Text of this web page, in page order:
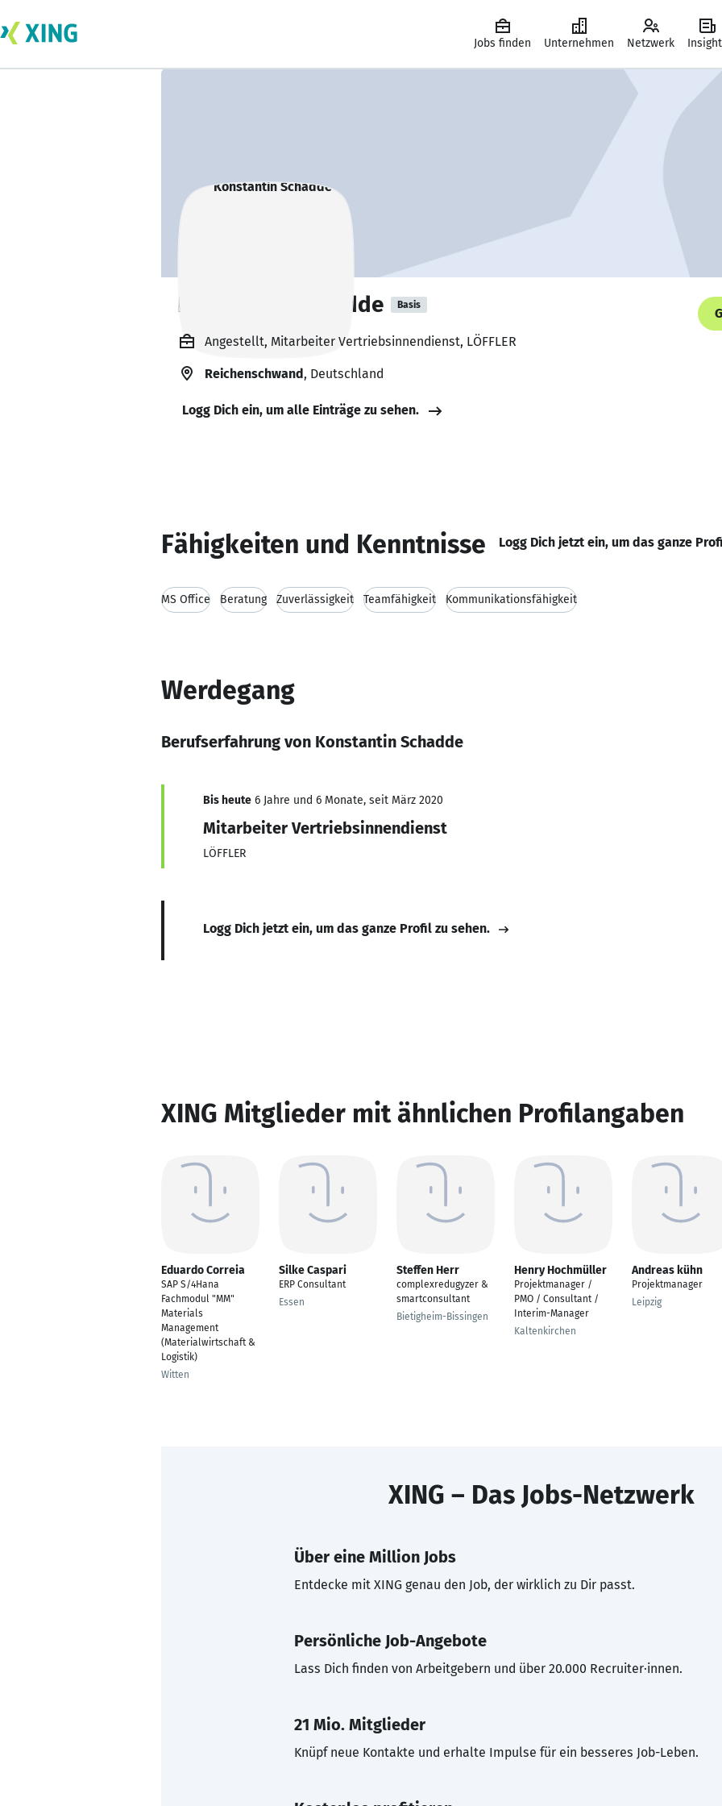
Jobs finden Unternehmen Netzwerk
Konstantin Schadde Basis
Angestellt, Mitarbeiter Vertriebsinnendienst, LÖFFLER
Reichenschwand, Deutschland
Logg Dich ein, um alle Einträge zu sehen.
Fähigkeiten und Kenntnisse Logg Dich jetzt ein, um das ganze
MS Office Beratung Zuverlässigkeit Teamfähigkeit Kommunikationsfähigkeit
Werdegang
Berufserfahrung von Konstantin Schadde
Bis heute 6 Jahre und 6 Monate, seit März 2020
Mitarbeiter Vertriebsinnendienst
LÖFFLER
Logg Dich jetzt ein, um das ganze Profil zu sehen.
XING Mitglieder mit ähnlichen Profilangaben
Eduardo Correia
SAP S/4Hana
Fachmodul "MM"
Materials
Management
(Materialwirtschaft &
Logistik)
Witten
Silke Caspari
ERP Consultant
Essen
Steffen Herr
complexredugyzer &
smartconsultant
Bietigheim-Bissingen
Henry Hochmüller
Projektmanager /
PMO / Consultant /
Interim-Manager
Kaltenkirchen
Andreas kühn
Projektmanager
Leipzig
XING – Das Jobs-Netzwerk
Über eine Million Jobs
Entdecke mit XING genau den Job, der wirklich zu Dir passt.
Persönliche Job-Angebote
Lass Dich finden von Arbeitgebern und über 20.000 Recruiter·innen.
21 Mio. Mitglieder
Knüpf neue Kontakte und erhalte Impulse für ein besseres Job-Leben.